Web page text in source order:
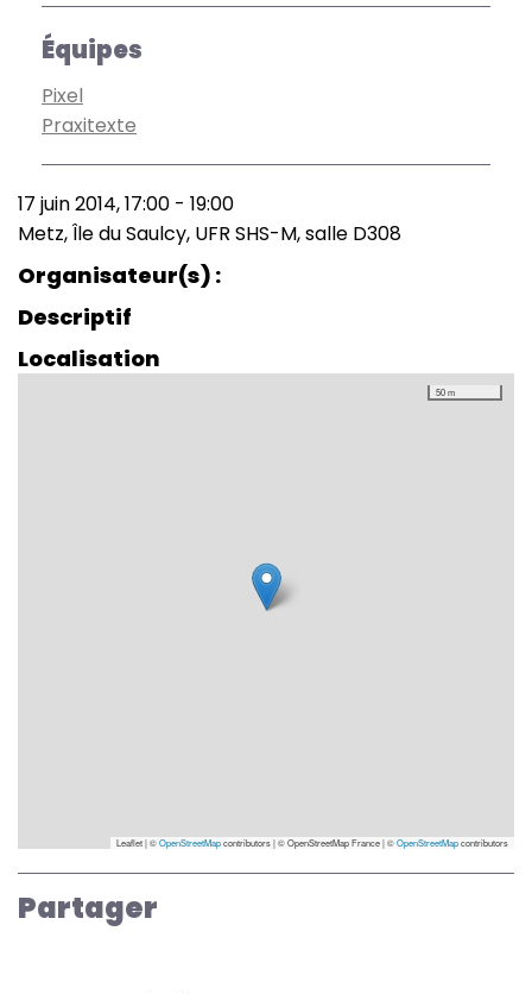
Équipes
Pixel
Praxitexte
Date
(smart)
17 juin 2014, 17:00 - 19:00
Lieu
Metz, Île du Saulcy, UFR SHS-M, salle D308
Organisateur(s)
Descriptif
Localisation
50 m
Leaflet | ©OpenStreetMapcontributors|© OpenStreetMap France | ©OpenStreetMapcontributors
Partager